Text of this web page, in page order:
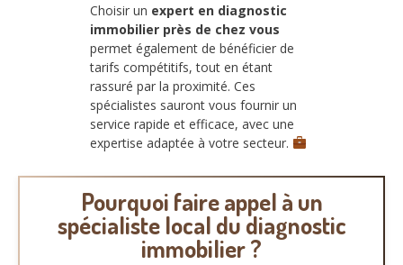
Choisir un expert en diagnostic
immobilier près de chez vous
permet également de bénéficier de
tarifs compétitifs, tout en étant
rassuré par la proximité. Ces
spécialistes sauront vous fournir un
service rapide et efficace, avec une
expertise adaptée à votre secteur.
Pourquoi faire appel à un
spécialiste local du diagnostic
immobilier ?